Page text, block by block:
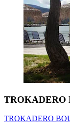
TROKADERO
TROKADERO